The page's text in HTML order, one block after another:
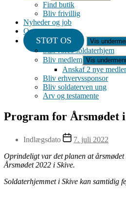
Find butik
Bliv frivillig
Nyheder og job
Om
STØT OS Vis
Støt vores soldaterhjem
Bliv medlem Vis
Anskaf 2 nye
Bliv erhvervssponsor
Bliv soldaterven ung
Arv og testamente
Program for Årsmødet i
Indlægsdato
7. juli 2022
Oprindeligt var det planen at
Årsmødet 2022 i Skive.
Soldaterhjemmet i Skive kan samtidig